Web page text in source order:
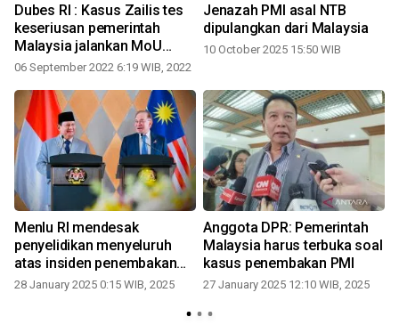
Dubes RI : Kasus Zailis tes
keseriusan pemerintah
Malaysia jalankan MoU
perlindungan PMI
06 September 2022 6:19 WIB, 2022
Jenazah PMI asal NTB
dipulangkan dari Malaysia
10 October 2025 15:50 WIB
Menlu RI mendesak
penyelidikan menyeluruh
atas insiden penembakan
WNI
28 January 2025 0:15 WIB, 2025
Anggota DPR: Pemerintah
Malaysia harus terbuka soal
kasus penembakan PMI
27 January 2025 12:10 WIB, 2025